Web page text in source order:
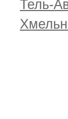
Тель-